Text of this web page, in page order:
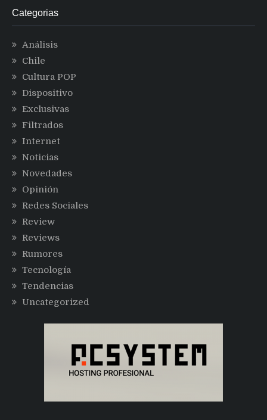
Categorias
Análisis
Chile
Cultura POP
Dispositivo
Exclusivas
Filtrados
Internet
Noticias
Novedades
Opinión
Redes Sociales
Review
Reviews
Rumores
Tecnología
Tendencias
Uncategorized